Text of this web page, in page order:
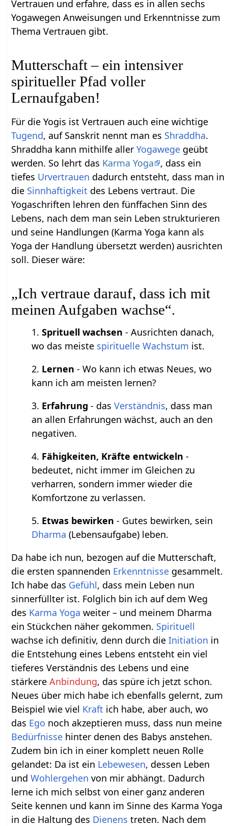
Vertrauen und erfahre, dass es in allen sechs
Yogawegen Anweisungen und Erkenntnisse zum
Thema Vertrauen gibt.
Mutterschaft – ein intensiver
spiritueller Pfad voller
Lernaufgaben!
Für die Yogis ist Vertrauen auch eine wichtige
Tugend, auf Sanskrit nennt man es Shraddha.
Shraddha kann mithilfe allerYogawege geübt
werden. So lehrt das Karma Yoga
, dass ein
tiefes Urvertrauen dadurch entsteht, dass man in
die Sinnhaftigkeit des Lebens vertraut. Die
Yogaschriften lehren den fünffachen Sinn des
Lebens, nach dem man sein Leben strukturieren
und seine Handlungen (Karma Yoga kann als
Yoga der Handlung übersetzt werden) ausrichten
soll. Dieser wäre:
„Ich vertraue darauf, dass ich mit
meinen Aufgaben wachse“.
1.Sprituell wachsen - Ausrichten danach,
wo das meiste spirituelle Wachstum ist.
2. Lernen - Wo kann ich etwas Neues, wo
kann ich am meisten lernen?
3. Erfahrung - dasVerständnis, dass man
an allen Erfahrungen wächst, auch an den
negativen.
4. Fähigkeiten, Kräfte entwickeln -
bedeutet, nicht immer im Gleichen zu
verharren, sondern immer wieder die
Komfortzone zu verlassen.
5. Etwas bewirken - Gutes bewirken, sein
Dharma (Lebensaufgabe) leben.
Da habe ich nun, bezogen auf die Mutterschaft,
die ersten spannenden Erkenntnisse gesammelt.
Ich habe das Gefühl, dass mein Leben nun
sinnerfüllter ist. Folglich bin ich auf dem Weg
des Karma Yoga weiter – und meinem Dharma
ein Stückchen näher gekommen. Spirituell
wachse ich definitiv, denn durch dieInitiation in
die Entstehung eines Lebens entsteht ein viel
tieferes Verständnis des Lebens und eine
stärkereAnbindung, das spüre ich jetzt schon.
Neues über mich habe ich ebenfalls gelernt, zum
Beispiel wie viel Kraft ich habe, aber auch, wo
das Ego noch akzeptieren muss, dass nun meine
Bedürfnisse hinter denen des Babys anstehen.
Zudem bin ich in einer komplett neuen Rolle
gelandet: Da ist ein Lebewesen, dessen Leben
undWohlergehen von mir abhängt. Dadurch
lerne ich mich selbst von einer ganz anderen
Seite kennen und kann im Sinne des Karma Yoga
in die Haltung des Dienens treten. Nach dem